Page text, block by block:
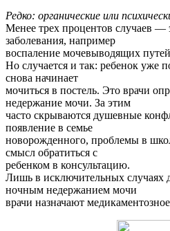
Редко: органические или
Менее трех процентов случаев —
заболевания, например
воспаление мочевыводящих
Hо случается и так: ребенок уже
снова начинает
мочиться в постель. Это врачи
недержание мочи. За этим
часто скрываются душевные
появление в семье
новорожденного, проблемы в
смысл обратиться с
ребенком в консультацию.
Лишь в исключительных случаях
ночным недержанием мочи
врачи назначают